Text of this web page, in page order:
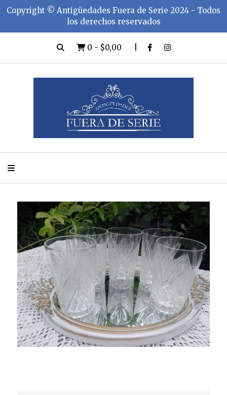
Copyright ©️ Antigüedades Fuera de Serie 2024 - Todos
los derechos reservados
0 - $0,00